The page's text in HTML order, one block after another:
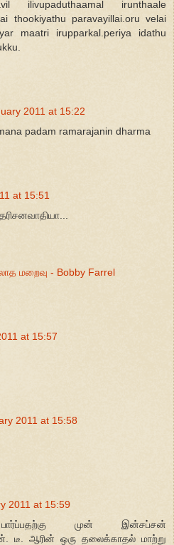
ilivupaduthaamal irunthaale
thookiyathu paravayillai.oru velai
maatri irupparkal.periya idathu
2011 at 15:22
padam ramarajanin dharma
at 15:51
மறைவு - Bobby Farrel
at 15:57
2011 at 15:58
2011 at 15:59
முன் இன்சப்சன்
டீ. ஆரின் ஒரு தலைக்காதல் மாற்று